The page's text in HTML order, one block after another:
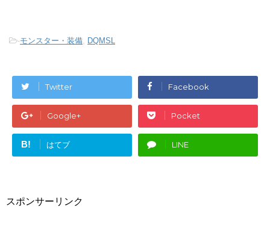
-モンスター・装備 DQMSL
Twitter Facebook
Google+ Pocket
B! はてブ LINE
スポンサーリンク